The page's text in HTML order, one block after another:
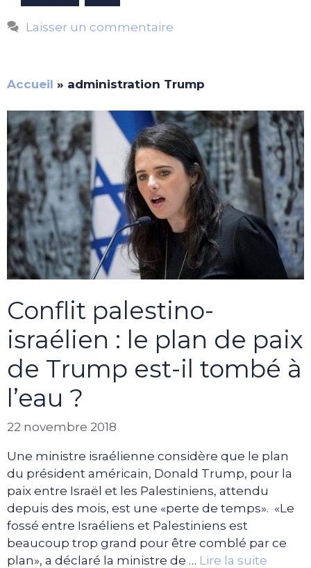
Laisser un commentaire
Accueil » administration Trump
Conflit palestino-
israélien : le plan de paix
de Trump est-il tombé à
l’eau ?
22 novembre 2018
Une ministre israélienne considère que le plan
du président américain, Donald Trump, pour la
paix entre Israël et les Palestiniens, attendu
depuis des mois, est une «perte de temps». «Le
fossé entre Israéliens et Palestiniens est
beaucoup trop grand pour être comblé par ce
plan», a déclaré la ministre de … Lire la suite